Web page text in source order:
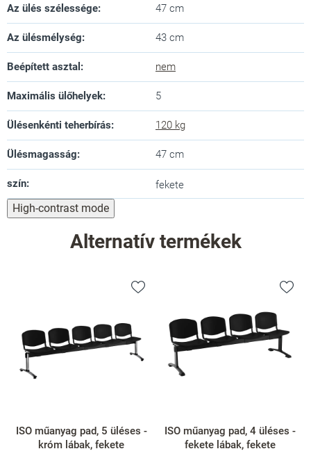
Az ülés szélessége: 47 cm
Az ülésmélység: 43 cm
Beépített asztal : nem
Maximális ülőhelyek: 5
Ülésenkénti teherbírás: 120 kg
Ülésmagasság: 47 cm
szín: fekete
High-contrast mode
Alternatív termékek
ISO műanyag pad, 4 üléses -
fekete lábak, fekete
ISO műanyag pad, 4 üléses -
króm lábak, fekete